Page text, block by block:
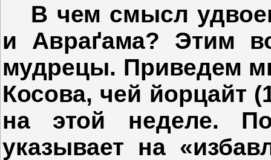
В чем смысл
и Авраґама? Этим
мудрецы. Приведем
Косова, чей йорцайт
на этой неделе.
указывает на